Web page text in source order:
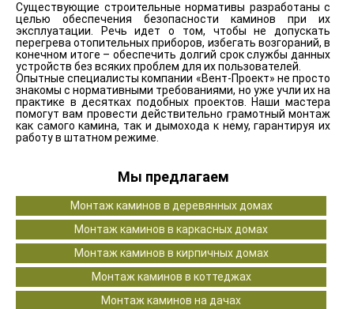
Существующие строительные нормативы разработаны с
целью обеспечения безопасности каминов при их
эксплуатации. Речь идет о том, чтобы не допускать
перегрева отопительных приборов, избегать возгораний, в
конечном итоге – обеспечить долгий срок службы данных
устройств без всяких проблем для их пользователей.
Опытные специалисты компании «Вент-Проект» не просто
знакомы с нормативными требованиями, но уже учли их на
практике в десятках подобных проектов. Наши мастера
помогут вам провести действительно грамотный монтаж
как самого камина, так и дымохода к нему, гарантируя их
работу в штатном режиме.
Мы предлагаем
Монтаж каминов в деревянных домах
Монтаж каминов в каркасных домах
Монтаж каминов в кирпичных домах
Монтаж каминов в коттеджах
Монтаж каминов на дачах